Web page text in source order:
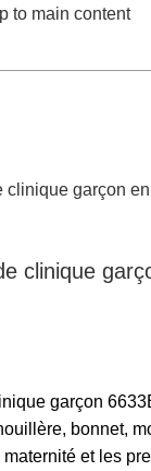
to main content
clinique
garçon
bonnet,
et les